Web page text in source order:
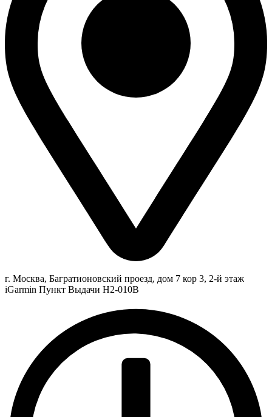
г. Москва, Багратионовский проезд, дом 7 кор 3, 2-й этаж
iGarmin Пункт Выдачи Н2-010В